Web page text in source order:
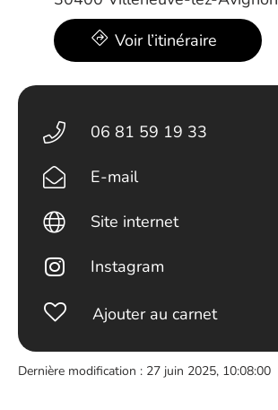
Voir l’itinéraire
06 81 59 19 33
E-mail
Site internet
Instagram
Ajouter au carnet
Dernière modification : 27 juin 2025, 10:08:00